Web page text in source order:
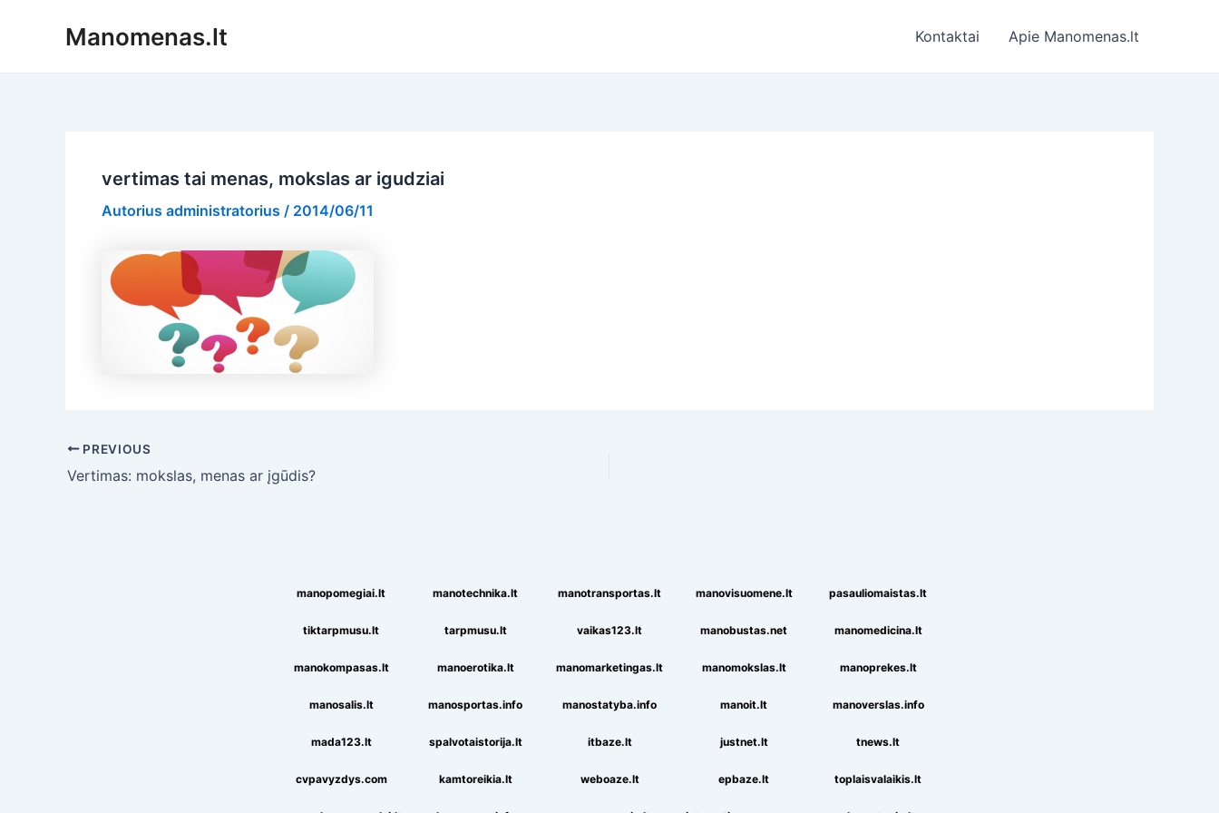
Manomenas.lt Kontaktai Apie Manomenas.lt
vertimas tai menas, mokslas ar igudziai
Autorius administratorius / 2014/06/11
Post
navigation
PREVIOUS
Vertimas: mokslas, menas ar įgūdis?
manopomegiai.lt manotechnika.lt manotransportas.lt manovisuomene.lt pasauliomaistas.lt
tiktarpmusu.lt tarpmusu.lt vaikas123.lt manobustas.net manomedicina.lt
manokompasas.lt manoerotika.lt manomarketingas.lt manomokslas.lt manoprekes.lt
manosalis.lt manosportas.info manostatyba.info manoit.lt manoverslas.info
mada123.lt spalvotaistorija.lt itbaze.lt justnet.lt tnews.lt
cvpavyzdys.com kamtoreikia.lt weboaze.lt epbaze.lt toplaisvalaikis.lt